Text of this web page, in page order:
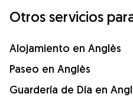
Otros servicios
Alojamiento en Anglès
Paseo en Anglès
Guardería de Día en